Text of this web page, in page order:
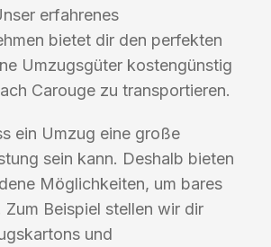
erfahrenes
bietet dir den perfekten
Umzugsgüter kostengünstig
Carouge zu transportieren.
ein Umzug eine große
sein kann. Deshalb bieten
Möglichkeiten, um bares
Zum Beispiel stellen wir dir
und